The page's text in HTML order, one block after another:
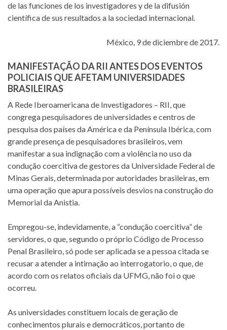
de las funciones de los investigadores y de la difusión
científica de sus resultados a la sociedad internacional.
México, 9 de diciembre de 2017.
MANIFESTAÇÃO DA RII ANTES DOS EVENTOS
POLICIAIS QUE AFETAM UNIVERSIDADES
BRASILEIRAS
A Rede Iberoamericana de Investigadores – RII, que
congrega pesquisadores de universidades e centros de
pesquisa dos países da América e da Península Ibérica, com
grande presença de pesquisadores brasileiros, vem
manifestar a sua indignação com a violência no uso da
condução coercitiva de gestores da Universidade Federal de
Minas Gerais, determinada por autoridades brasileiras, em
uma operação que apura possíveis desvios na construção do
Memorial da Anistia.
Empregou-se, indevidamente, a “condução coercitiva” de
servidores, o que, segundo o próprio Código de Processo
Penal Brasileiro, só pode ser aplicada se a pessoa citada se
recusar a atender a intimação ao interrogatorio, o que, de
acordo com os relatos oficiais da UFMG, não foi o que
ocorreu.
As universidades constituem locais de geração de
conhecimentos plurais e democráticos, portanto de